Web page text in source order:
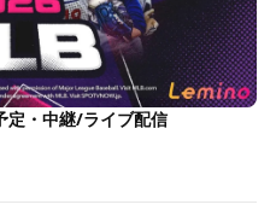
定・中継/ライブ配信